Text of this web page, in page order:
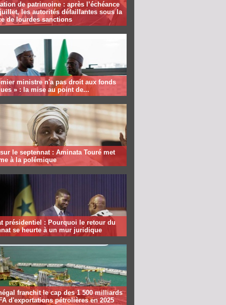
de patrimoine : après l’échéance
les autorités défaillantes sous la
de lourdes sanctions
ministre n'a pas droit aux fonds
» : la mise au point de...
le septennat : Aminata Touré met
à la polémique
présidentiel : Pourquoi le retour du
se heurte à un mur juridique
franchit le cap des 1 500 milliards
d'exportations pétrolières en 2025